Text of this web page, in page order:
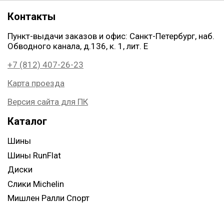
Контакты
Пункт-выдачи заказов и офис: Санкт-Петербург, наб.
Обводного канала, д.136, к. 1, лит. Е
+7 (812) 407-26-23
Карта проезда
Версия сайта для ПК
Каталог
Шины
Шины RunFlat
Диски
Слики Michelin
Мишлен Ралли Спорт